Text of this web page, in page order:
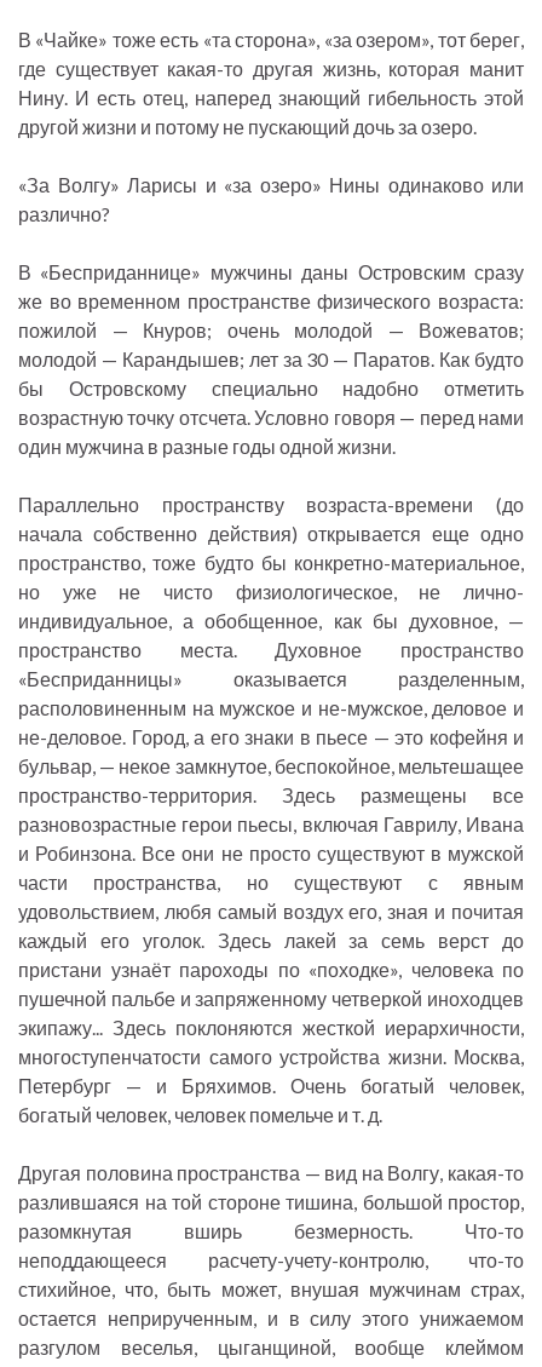
В «Чайке» тоже есть «та сторона», «за озером», тот берег,
где существует какая-то другая жизнь, которая манит
Нину. И есть отец, наперед знающий гибельность этой
другой жизни и потому не пускающий дочь за озеро.
«За Волгу» Ларисы и «за озеро» Нины одинаково или
различно?
В «Бесприданнице» мужчины даны Островским сразу
же во временном пространстве физического возраста:
пожилой — Кнуров; очень молодой — Вожеватов;
молодой — Карандышев; лет за 30 — Паратов. Как будто
бы Островскому специально надобно отметить
возрастную точку отсчета. Условно говоря — перед нами
один мужчина в разные годы одной жизни.
Параллельно пространству возраста-времени (до
начала собственно действия) открывается еще одно
пространство, тоже будто бы конкретно-материальное,
но уже не чисто физиологическое, не лично-
индивидуальное, а обобщенное, как бы духовное, —
пространство места. Духовное пространство
«Бесприданницы» оказывается разделенным,
располовиненным на мужское и не-мужское, деловое и
не-деловое. Город, а его знаки в пьесе — это кофейня и
бульвар, — некое замкнутое, беспокойное, мельтешащее
пространство-территория. Здесь размещены все
разновозрастные герои пьесы, включая Гаврилу, Ивана
и Робинзона. Все они не просто существуют в мужской
части пространства, но существуют с явным
удовольствием, любя самый воздух его, зная и почитая
каждый его уголок. Здесь лакей за семь верст до
пристани узнаёт пароходы по «походке», человека по
пушечной пальбе и запряженному четверкой иноходцев
экипажу... Здесь поклоняются жесткой иерархичности,
многоступенчатости самого устройства жизни. Москва,
Петербург — и Бряхимов. Очень богатый человек,
богатый человек, человек помельче и т. д.
Другая половина пространства — вид на Волгу, какая-то
разлившаяся на той стороне тишина, большой простор,
разомкнутая вширь безмерность. Что-то
неподдающееся расчету-учету-контролю, что-то
стихийное, что, быть может, внушая мужчинам страх,
остается неприрученным, и в силу этого унижаемом
разгулом веселья, цыганщиной, вообще клеймом